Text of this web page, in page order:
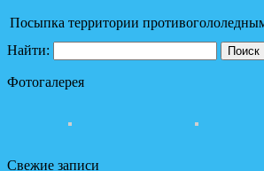
Посыпка территории
Найти:
Фотогалерея
Свежие записи